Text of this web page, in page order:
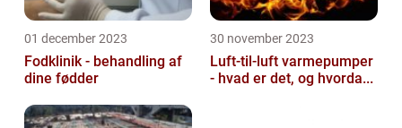
01 december 2023
Fodklinik - behandling af
dine fødder
30 november 2023
Luft-til-luft varmepumper
- hvad er det, og hvorda...